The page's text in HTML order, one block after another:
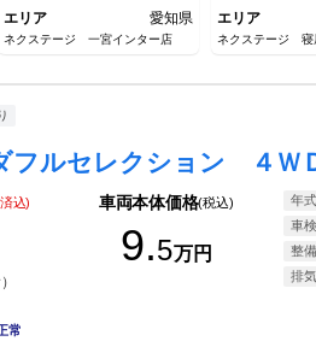
エリア
愛知県
ネクステージ 一宮インター店
エリア
ネクステージ 寝
込) 車両本体価格(税込)
9.5万円
年式
車検
整備
排
常